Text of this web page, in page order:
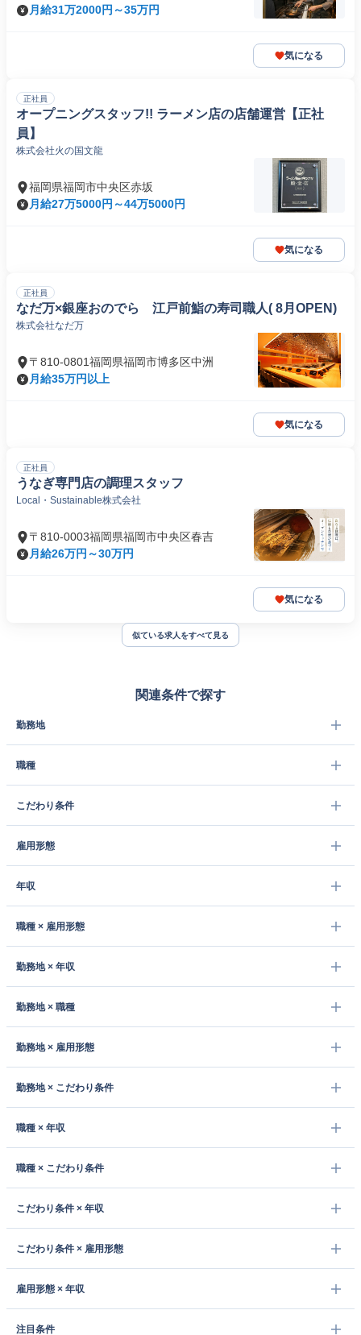
月給31万2000円～35万円
気になる
正社員
オープニングスタッフ!! ラーメン店の店舗運営【正社
員】
株式会社火の国文龍
福岡県福岡市中央区赤坂
月給27万5000円～44万5000円
気になる
正社員
なだ万×銀座おのでら 江戸前鮨の寿司職人( 8月OPEN)
株式会社なだ万
〒810-0801福岡県福岡市博多区中洲
月給35万円以上
気になる
正社員
うなぎ専門店の調理スタッフ
Local・Sustainable株式会社
〒810-0003福岡県福岡市中央区春吉
月給26万円～30万円
気になる
似ている求人をすべて見る
関連条件で探す
勤務地
職種
こだわり条件
雇用形態
年収
職種 × 雇用形態
勤務地 × 年収
勤務地 × 職種
勤務地 × 雇用形態
勤務地 × こだわり条件
職種 × 年収
職種 × こだわり条件
こだわり条件 × 年収
こだわり条件 × 雇用形態
雇用形態 × 年収
注目条件